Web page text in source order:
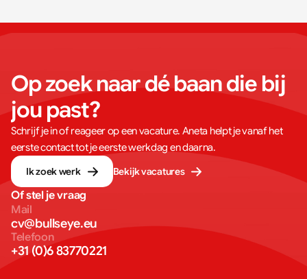
Op zoek naar dé baan die bij
jou past?
Schrijf je in of reageer op een vacature. Aneta helpt je vanaf het
eerste contact tot je eerste werkdag en daarna.
Ik zoek werk
Bekijk vacatures
Of stel je vraag
Mail
cv@bullseye.eu
Telefoon
+31 (0)6 83770221